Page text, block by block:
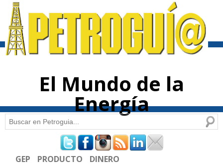
contenido
El Mundo de la
Energía
Formulario de búsqueda
Buscar
GEP PRODUCTO DINERO